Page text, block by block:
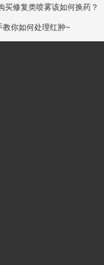
买修复类喷雾该如何换药？
你如何处理红肿~